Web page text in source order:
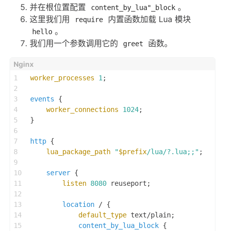
并在根位置配置 content_by_lua"_block 。
这里我们用
require 内置函数加载 Lua 模块
hello 。
我们用一个参数调用它的
greet 函数。
1
2
3
4
5
6
7
8
9
10
11
12
13
14
15
worker_processes 1 ;
events {
worker_connections
1024;
}
http {
lua_package_path
"$prefix/lua/?.lua;;" ;
server {
listen 8080 reuseport;
location / {
default_type text/plain;
content_by_lua_block {